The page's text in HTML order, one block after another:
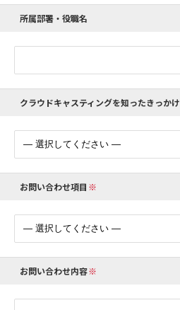
所属部署・役職名
クラウドキャスティングを知ったきっかけ
お問い合わせ項目
お問い合わせ内容